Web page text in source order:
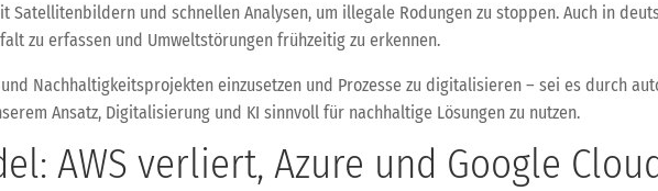
Satellitenbildern und schnellen Analysen, um illegale Rodungen zu stoppen. Auch in
zu erfassen und Umweltstörungen frühzeitig zu erkennen.
Nachhaltigkeitsprojekten einzusetzen und Prozesse zu digitalisieren – sei es durch
Ansatz, Digitalisierung und KI sinnvoll für nachhaltige Lösungen zu nutzen.
AWS verliert, Azure und Google